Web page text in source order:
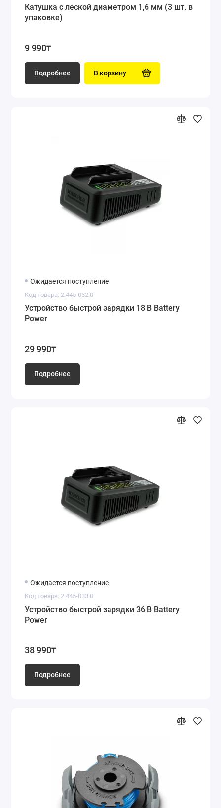
Катушка с леской диаметром 1,6 мм (3 шт. в
упаковке)
9 990₸
Подробнее В корзину
Ожидается поступление
Код товара: 2.445-032.0
Устройство быстрой зарядки 18 В Battery
Power
29 990₸
Подробнее
Ожидается поступление
Код товара: 2.445-033.0
Устройство быстрой зарядки 36 В Battery
Power
38 990₸
Подробнее